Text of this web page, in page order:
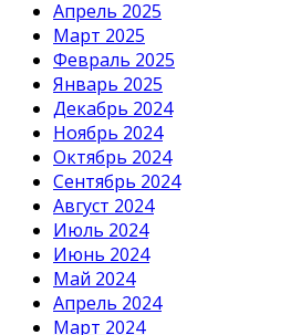
Апрель 2025
Март 2025
Февраль 2025
Январь 2025
Декабрь 2024
Ноябрь 2024
Октябрь 2024
Сентябрь 2024
Август 2024
Июль 2024
Июнь 2024
Май 2024
Апрель 2024
Март 2024